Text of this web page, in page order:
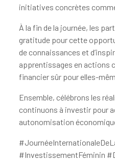
initiatives concrètes
À la fin de la journée, les
gratitude pour cette
de connaissances et
apprentissages en actions
financier sûr pour elles-
Ensemble, célébrons les
continuons à investir pour
autonomisation
#InvestissementFéminin